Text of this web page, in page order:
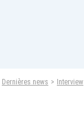
Dernières news Interview